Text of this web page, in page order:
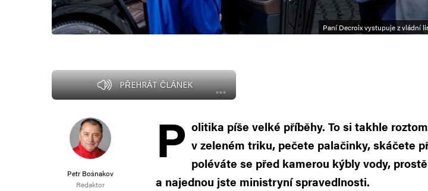
Paní Decroix vystupuje z vládní
PŘEHRÁT ČLÁNEK
Petr Bošnakov
Redaktor
P olitika píše velké příběhy. To si takhle
v zeleném triku, pečete palačinky, skáčete
poléváte se před kamerou kýbly vody,
a najednou jste ministryní spravedlnosti.